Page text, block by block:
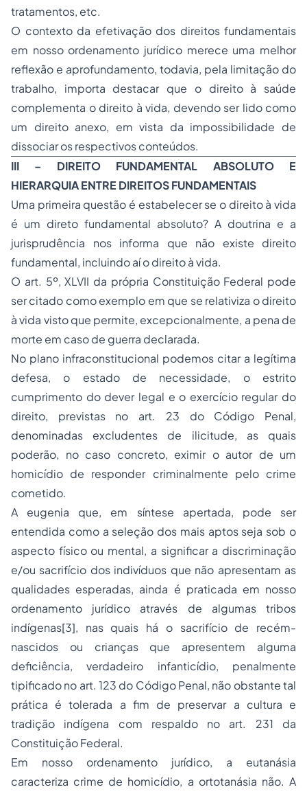
tratamentos, etc.
O contexto da efetivação dos direitos fundamentais
em nosso ordenamento jurídico merece uma melhor
reflexão e aprofundamento, todavia, pela limitação do
trabalho, importa destacar que o direito à saúde
complementa o direito à vida, devendo ser lido como
um direito anexo, em vista da impossibilidade de
dissociar os respectivos conteúdos.
III – DIREITO FUNDAMENTAL ABSOLUTO E
HIERARQUIA ENTRE DIREITOS FUNDAMENTAIS
Uma primeira questão é estabelecer se o direito à vida
é um direto fundamental absoluto? A doutrina e a
jurisprudência nos informa que não existe direito
fundamental, incluindo aí o direito à vida.
O art. 5º, XLVII da própria Constituição Federal pode
ser citado como exemplo em que se relativiza o direito
à vida visto que permite, excepcionalmente, a pena de
morte em caso de guerra declarada.
No plano infraconstitucional podemos citar a legítima
defesa, o estado de necessidade, o estrito
cumprimento do dever legal e o exercício regular do
direito, previstas no art. 23 do Código Penal,
denominadas excludentes de ilicitude, as quais
poderão, no caso concreto, eximir o autor de um
homicídio de responder criminalmente pelo crime
cometido.
A eugenia que, em síntese apertada, pode ser
entendida como a seleção dos mais aptos seja sob o
aspecto físico ou mental, a significar a discriminação
e/ou sacrifício dos indivíduos que não apresentam as
qualidades esperadas, ainda é praticada em nosso
ordenamento jurídico através de algumas tribos
indígenas[3], nas quais há o sacrifício de recém-
nascidos ou crianças que apresentem alguma
deficiência, verdadeiro infanticídio, penalmente
tipificado no art. 123 do Código Penal, não obstante tal
prática é tolerada a fim de preservar a cultura e
tradição indígena com respaldo no art. 231 da
Constituição Federal.
Em nosso ordenamento jurídico, a eutanásia
caracteriza crime de homicídio, a ortotanásia não. A